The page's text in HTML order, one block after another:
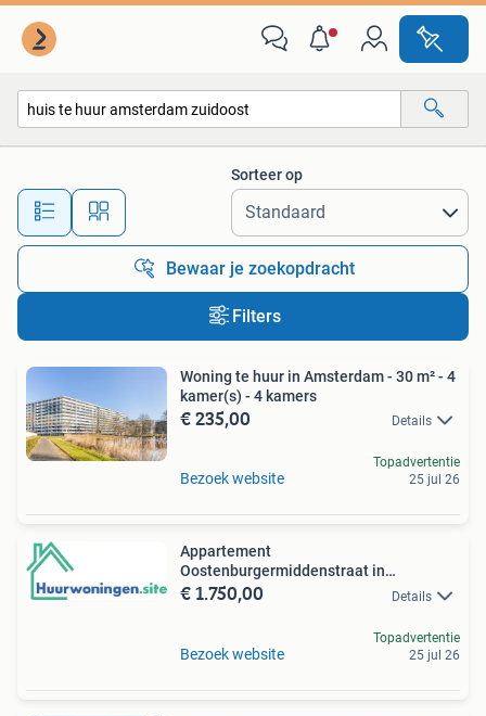
Alle afstanden…
Sorteer op
Bewaar je zoekopdracht
Filters
Woning te huur in Amsterdam - 30 m² - 4
kamer(s) - 4 kamers
€ 235,00 Details
Bezoek website
Topadvertentie
25 jul 26
Appartement
Oostenburgermiddenstraat in
Amsterdam
€ 1.750,00 Details
Bezoek website
Topadvertentie
25 jul 26